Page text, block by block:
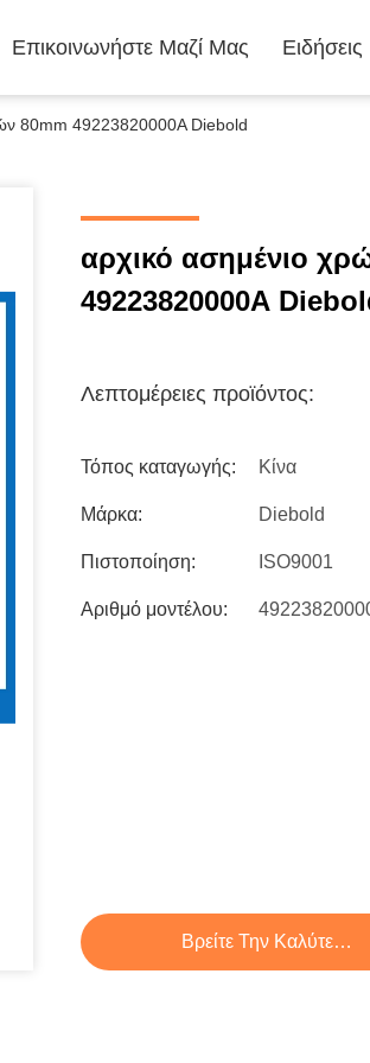
Επικοινωνήστε Μαζί Μας Ειδήσεις
80mm 49223820000A Diebold
αρχικό ασημένιο
49223820000A
Λεπτομέρειες προϊόντος:
Τόπος καταγωγής: Κίνα
Μάρκα: Diebold
Πιστοποίηση: ISO9001
Αριθμό μοντέλου:
Βρείτε Την Καλύτερη